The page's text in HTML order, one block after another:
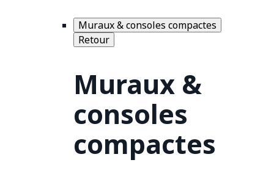
Muraux & consoles compactes
Retour
Muraux &
consoles
compactes